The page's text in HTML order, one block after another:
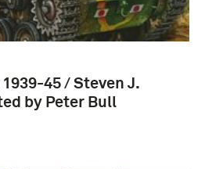
45 / Steven J.
by Peter Bull